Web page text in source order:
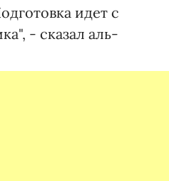
идет с
- сказал аль-